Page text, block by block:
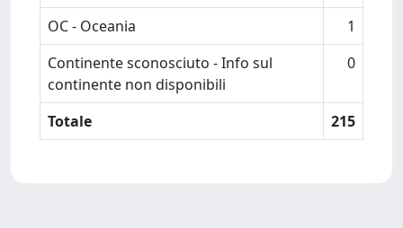
OC - Oceania
1
Continente sconosciuto - Info sul
continente non disponibili
0
Totale 215